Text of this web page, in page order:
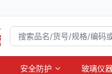
安全防护 玻璃仪